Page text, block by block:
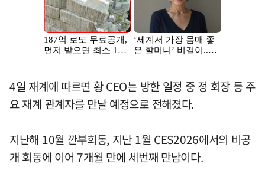
4일 재계에 따르면 황 CEO는 방한 일정 중 정 회장 등 주
요 재계 관계자를 만날 예정으로 전해졌다.
지난해 10월 깐부회동, 지난 1월 CES2026에서의 비공
개 회동에 이어 7개월 만에 세번째 만남이다.